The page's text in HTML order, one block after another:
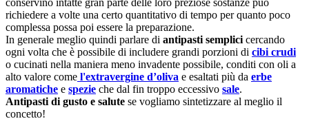
conservino intatte gran parte delle loro preziose sostanze può
richiedere a volte una certo quantitativo di tempo per quanto poco
complessa possa poi essere la preparazione.
In generale meglio quindi parlare di antipasti semplicicercando
ogni volta che è possibile di includere grandi porzioni di cibi crudi
o cucinati nella maniera meno invadente possibile, conditi con oli a
alto valore come l'extravergine d’oliva e esaltati più da erbe
aromatiche e spezie che dal fin troppo eccessivo sale.
Antipasti di gusto e salute se vogliamo sintetizzare al meglio il
concetto!